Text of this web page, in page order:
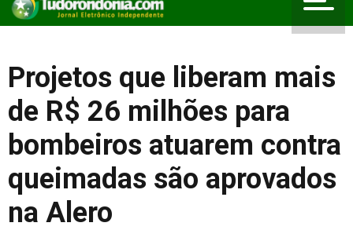
Projetos que liberam mais
de R$ 26 milhões para
bombeiros atuarem contra
queimadas são aprovados
na Alero